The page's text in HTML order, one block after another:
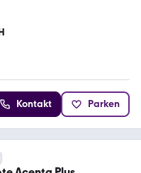
Kontakt Parken